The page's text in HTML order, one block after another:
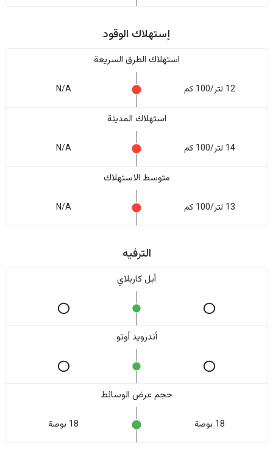
إستهلاك الوقود
استهلاك الطرق السريعة
12 لتر/100 كم N/A
استهلاك المدينة
14 لتر/100 كم N/A
متوسط الاستهلاك
13 لتر/100 كم N/A
الترفيه
أبل كاربلاي
أندرويد أوتو
حجم عرض الوسائط
18 بوصة 18 بوصة